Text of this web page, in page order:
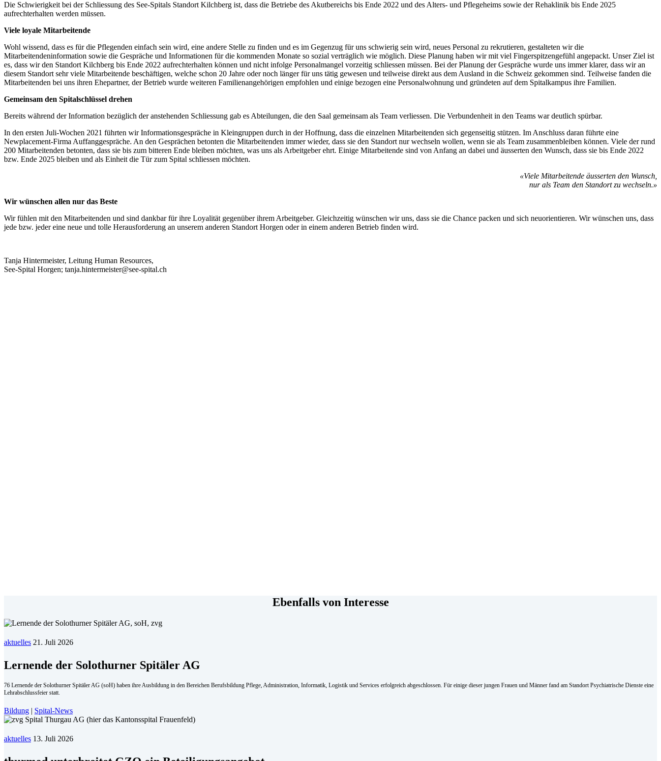
Die Schwierigkeit bei der Schliessung des See-Spitals Standort Kilchberg ist, dass die Betriebe des Akutbereichs bis Ende 2022 und des Alters- und Pflegeheims sowie der Rehaklinik bis Ende 2025
aufrechterhalten werden müssen.
Viele loyale Mitarbeitende
Wohl wissend, dass es für die Pflegenden einfach sein wird, eine andere Stelle zu finden und es im Gegenzug für uns schwierig sein wird, neues Personal zu rekrutieren, gestalteten wir die
Mitarbeitendeninformation sowie die Gespräche und Informationen für die kommenden Monate so sozial verträglich wie möglich. Diese Planung haben wir mit viel Fingerspitzengefühl angepackt. Unser Ziel ist
es, dass wir den Standort Kilchberg bis Ende 2022 aufrechterhalten können und nicht infolge Personalmangel vorzeitig schliessen müssen. Bei der Planung der Gespräche wurde uns immer klarer, dass wir an
diesem Standort sehr viele Mitarbeitende beschäftigen, welche schon 20 Jahre oder noch länger für uns tätig gewesen und teilweise direkt aus dem Ausland in die Schweiz gekommen sind. Teilweise fanden die
Mitarbeitenden bei uns ihren Ehepartner, der Betrieb wurde weiteren Familienangehörigen empfohlen und einige bezogen eine Personalwohnung und gründeten auf dem Spitalkampus ihre Familien.
Gemeinsam den Spitalschlüssel drehen
Bereits während der Information bezüglich der anstehenden Schliessung gab es Abteilungen, die den Saal gemeinsam als Team verliessen. Die Verbundenheit in den Teams war deutlich spürbar.
In den ersten Juli-Wochen 2021 führten wir Informationsgespräche in Kleingruppen durch in der Hoffnung, dass die einzelnen Mitarbeitenden sich gegenseitig stützen. Im Anschluss daran führte eine
Newplacement-Firma Auffanggespräche. An den Gesprächen betonten die Mitarbeitenden immer wieder, dass sie den Standort nur wechseln wollen, wenn sie als Team zusammenbleiben können. Viele der rund
200 Mitarbeitenden betonten, dass sie bis zum bitteren Ende bleiben möchten, was uns als Arbeitgeber ehrt. Einige Mitarbeitende sind von Anfang an dabei und äusserten den Wunsch, dass sie bis Ende 2022
bzw. Ende 2025 bleiben und als Einheit die Tür zum Spital schliessen möchten.
«Viele Mitarbeitende äusserten den Wunsch,
nur als Team den Standort zu wechseln.»
Wir wünschen allen nur das Beste
Wir fühlen mit den Mitarbeitenden und sind dankbar für ihre Loyalität gegenüber ihrem Arbeitgeber. Gleichzeitig wünschen wir uns, dass sie die Chance packen und sich neuorientieren. Wir wünschen uns, dass
jede bzw. jeder eine neue und tolle Herausforderung an unserem anderen Standort Horgen oder in einem anderen Betrieb finden wird.
Tanja Hintermeister, Leitung Human Resources,
See-Spital Horgen; tanja.hintermeister@see-spital.ch
Ebenfalls von Interesse
aktuelles 21. Juli 2026
Lernende der Solothurner Spitäler AG
76 Lernende der Solothurner Spitäler AG (soH) haben ihre Ausbildung in den Bereichen Berufsbildung Pflege, Administration, Informatik, Logistik und Services erfolgreich abgeschlossen. Für einige dieser jungen Frauen und Männer fand am Standort Psychiatrische Dienste eine
Lehrabschlussfeier statt.
Bildung | Spital-News
aktuelles 13. Juli 2026